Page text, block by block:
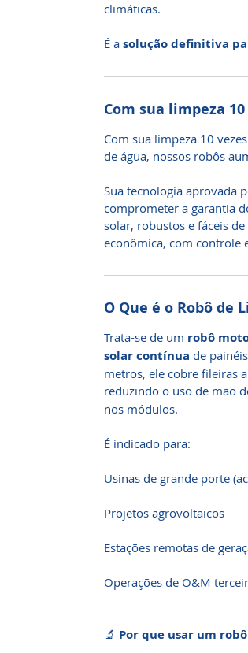
climáticas.
É a solução definitiva
Com sua limpeza
Com sua limpeza 10
de água, nossos robôs
Sua tecnologia aprovada
comprometer a garantia
solar, robustos e fáceis
econômica, com controle
O Que é o Robô de
Trata-se de um robô
solar contínua de
metros, ele cobre fileiras
reduzindo o uso de mão
nos módulos.
É indicado para:
Usinas de grande porte
Projetos agrovoltaicos
Estações remotas de
Operações de O&M
🔬 Por que usar um